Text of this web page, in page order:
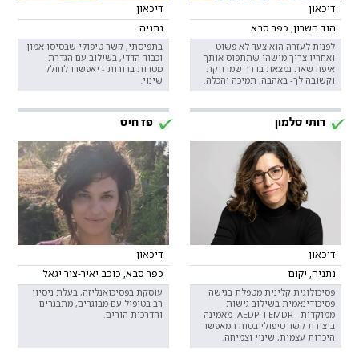
דיכאון
הוד השרון, כפר סבא
לפנות לעזרה הוא צעד לא פשוט
ואחריו צריך מישהי שתתפוס אותך
איפה שאת נמצאת בדרך שמדויקת
וקשובה לך- באהבה, תמיכה והכלה.
דיכאון
נתניה
בתפיסתי, קשר טיפולי שבסיסו אמון
וכבוד הדדי, בשילוב עם הגדרת
מטרות ברורות - יאפשרו לחולל
שינוי.
רותי סלמון
דיכאון
נתניה, יקום
פסיכולוגית קלינית מטפלת בגישה
פסיכודינאמית בשילוב גישות
ממוקדות– EMDR ו-AEDP. מאמינה
ביצירת קשר טיפולי בטוח המאפשר
היכרות עצמית, שינוי וצמיחה.
פז חיט
דיכאון
כפר סבא, כוכב יאיר-צור יגאל
עוסקת בפסיכואנליזה, בעלת ניסיון
רב בטיפול עם מבוגרים, מתבגרים
והדרכות הורים.